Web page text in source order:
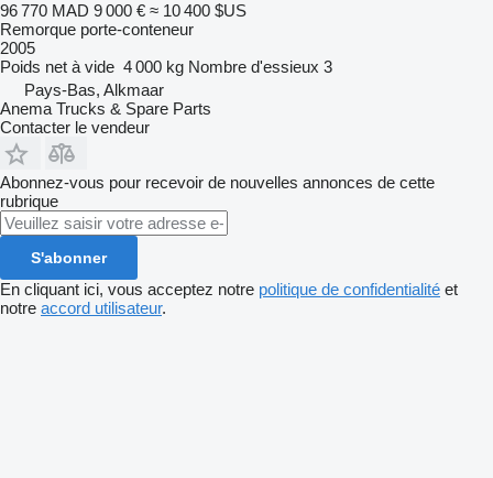
96 770 MAD 9 000 € ≈ 10 400 $US
Remorque porte-conteneur
2005
Poids net à vide 4 000 kg Nombre d'essieux 3
Pays-Bas, Alkmaar
Anema Trucks & Spare Parts
Contacter le vendeur
Abonnez-vous pour recevoir de nouvelles annonces de cette
rubrique
S'abonner
En cliquant ici, vous acceptez notre politique de confidentialité et
notre accord utilisateur.